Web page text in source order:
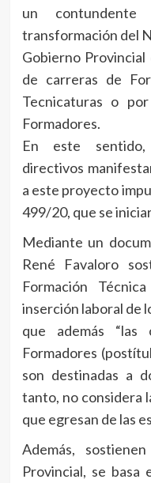
un
transformación del
Gobierno
de carreras de
Tecnicaturas o
Formadores.
En este
directivos
a este proyecto
499/20, que se
Mediante un
René Favaloro
Formación
inserción laboral de
que además “las
Formadores
son destinadas a
tanto, no considera
que egresan de las
Además,
Provincial, se